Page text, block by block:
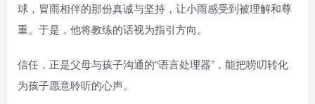
球，冒雨相伴的那份真诚与坚持，让小雨感受到被理解和尊
重。于是，他将教练的话视为指引方向。
信任，正是父母与孩子沟通的“语言处理器”，能把唠叨转化
为孩子愿意聆听的心声。